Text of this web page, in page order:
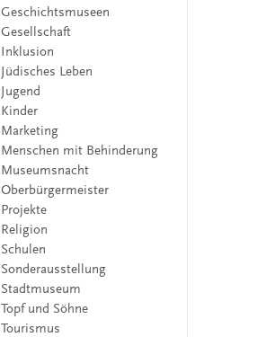
Geschichtsmuseen
Gesellschaft
Inklusion
Jüdisches Leben
Jugend
Kinder
Marketing
Menschen mit Behinderung
Museumsnacht
Oberbürgermeister
Projekte
Religion
Schulen
Sonderausstellung
Stadtmuseum
Topf und Söhne
Tourismus